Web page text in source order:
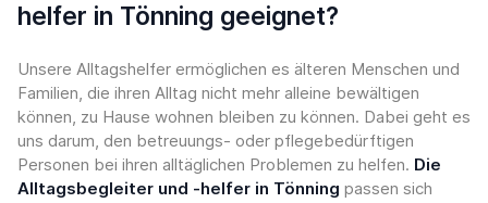
helfer in Tönning geeignet?
Unsere Alltagshelfer ermöglichen es älteren Menschen und
Familien, die ihren Alltag nicht mehr alleine bewältigen
können, zu Hause wohnen bleiben zu können. Dabei geht es
uns darum, den betreuungs- oder pflegebedürftigen
Personen bei ihren alltäglichen Problemen zu helfen. Die
Alltagsbegleiter und -helfer in Tönning passen sich